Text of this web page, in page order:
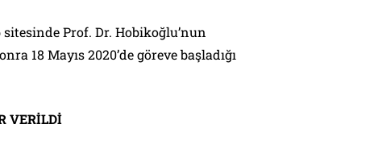
sitesinde Prof. Dr. Hobikoğlu’nun
18 Mayıs 2020’de göreve başladığı
VERİLDİ